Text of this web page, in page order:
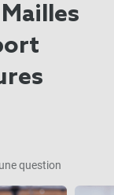
question